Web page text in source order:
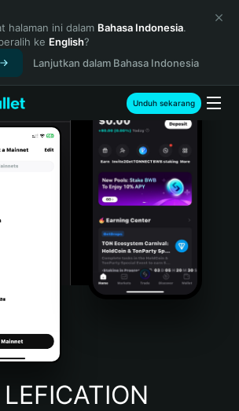
halaman ini dalam Bahasa Indonesia.
ke English?
Lanjutkan dalam Bahasa Indonesia
Unduh sekarang